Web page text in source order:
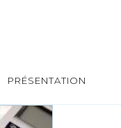
PRÉSENTATION